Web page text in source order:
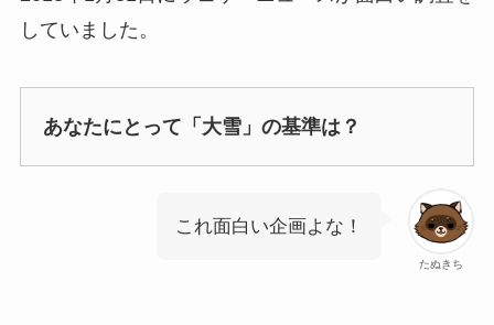
していました。
あなたにとって「大雪」の基準は？
たぬきち
これ面白い企画よな！